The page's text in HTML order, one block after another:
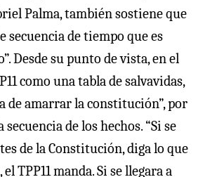
Palma, también sostiene que
secuencia de tiempo que es
Desde su punto de vista, en el
como una tabla de salvavidas,
de amarrar la constitución”, por
de los hechos. “Si se
de la Constitución, diga lo que
TPP11 manda. Si se llegara a